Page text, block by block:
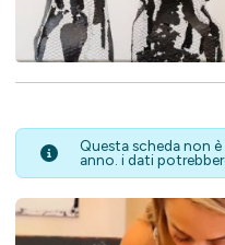
Questa scheda non
anno. i dati